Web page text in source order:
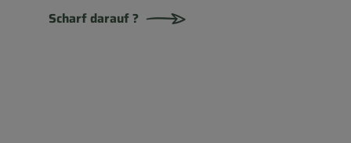
Scharf darauf ?